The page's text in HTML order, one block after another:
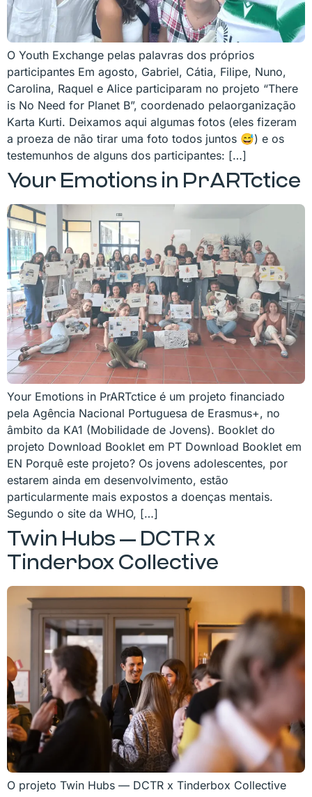
O Youth Exchange pelas palavras dos próprios
participantes Em agosto, Gabriel, Cátia, Filipe, Nuno,
Carolina, Raquel e Alice participaram no projeto “There
is No Need for Planet B”, coordenado pelaorganização
Karta Kurti. Deixamos aqui algumas fotos (eles fizeram
a proeza de não tirar uma foto todos juntos 😅) e os
testemunhos de alguns dos participantes: […]
Your Emotions in PrARTctice
Your Emotions in PrARTctice é um projeto financiado
pela Agência Nacional Portuguesa de Erasmus+, no
âmbito da KA1 (Mobilidade de Jovens). Booklet do
projeto Download Booklet em PT Download Booklet em
EN Porquê este projeto? Os jovens adolescentes, por
estarem ainda em desenvolvimento, estão
particularmente mais expostos a doenças mentais.
Segundo o site da WHO, […]
Twin Hubs — DCTR x
Tinderbox Collective
O projeto Twin Hubs — DCTR x Tinderbox Collective